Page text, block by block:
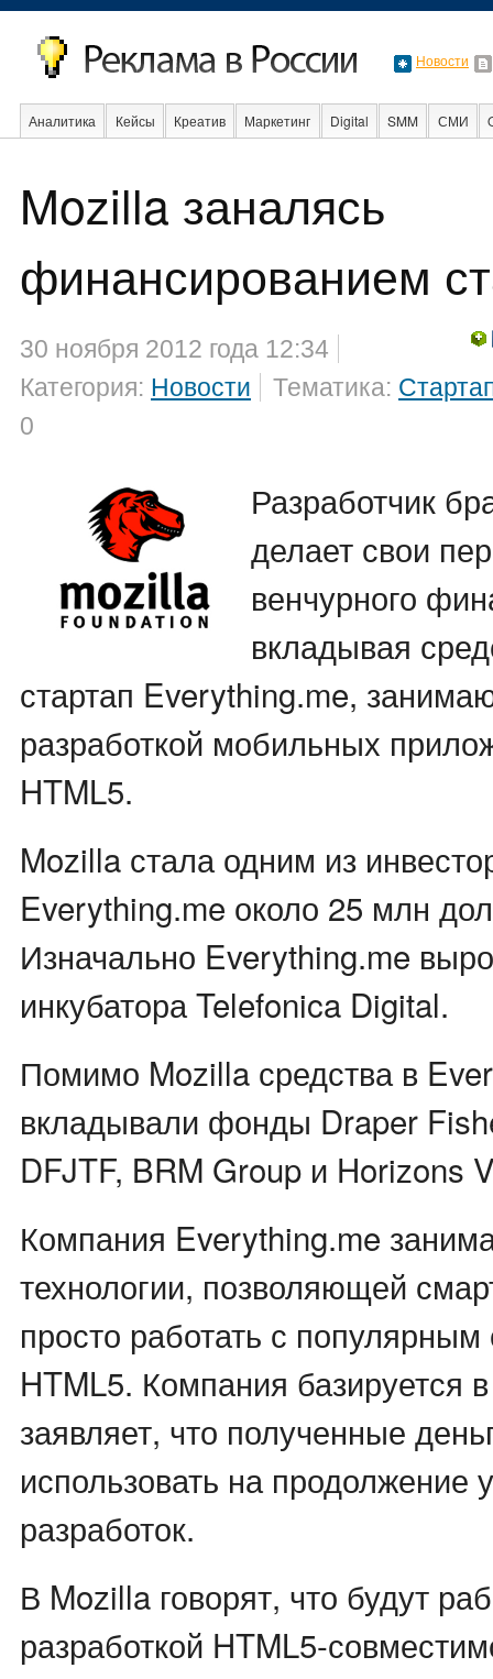
Новости
Аналитика Кейсы Креатив Маркетинг Digital SMM СМИ
Mozilla заналясь
финансированием
30 ноября 2012 года 12:34
Категория: Новости Тематика:
0
Разработчик
делает свои
венчурного
вкладывая
стартап Everything.me,
разработкой мобильных
HTML5.
Mozilla стала одним из
Everything.me около 25 млн
Изначально Everything.me
инкубатора Telefonica Digital.
Помимо Mozilla средства в
вкладывали фонды Draper
DFJTF, BRM Group и Horizons
Компания Everything.me
технологии, позволяющей
просто работать с
HTML5. Компания базируется
заявляет, что полученные
использовать на
разработок.
В Mozilla говорят, что будут
разработкой HTML5-